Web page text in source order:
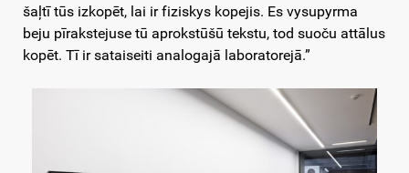
šaļtī tūs izkopēt, lai ir fiziskys kopejis. Es vysupyrma
beju pīrakstejuse tū aprokstūšū tekstu, tod suoču attālus
kopēt. Tī ir sataiseiti analogajā laboratorejā.”